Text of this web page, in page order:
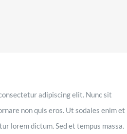
adipiscing elit. Nunc sit
non quis eros. Ut sodales enim et
lorem dictum. Sed et tempus massa.